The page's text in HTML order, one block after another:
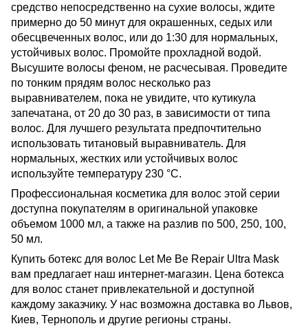
средство непосредственно на сухие волосы, ждите
примерно до 50 минут для окрашенных, седых или
обесцвеченных волос, или до 1:30 для нормальных,
устойчивых волос. Промойте прохладной водой.
Высушите волосы феном, не расчесывая. Проведите
по тонким прядям волос несколько раз
выравнивателем, пока не увидите, что кутикула
запечатана, от 20 до 30 раз, в зависимости от типа
волос. Для лучшего результата предпочтительно
использовать титановый выравниватель. Для
нормальных, жестких или устойчивых волос
используйте температуру 230 °С.
Профессиональная косметика для волос этой серии
доступна покупателям в оригинальной упаковке
объемом 1000 мл, а также на разлив по 500, 250, 100,
50 мл.
Купить ботекс для волос Let Me Be Repair Ultra Mask
вам предлагает наш интернет-магазин. Цена ботекса
для волос станет привлекательной и доступной
каждому заказчику. У нас возможна доставка во Львов,
Киев, Тернополь и другие регионы страны.